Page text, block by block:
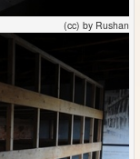
(cc) by Rushan